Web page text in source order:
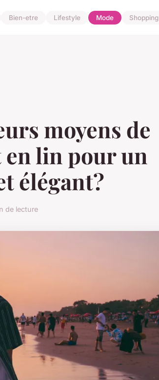
Bien-etre Lifestyle Mode Shopping
moyens de
en lin pour un
élégant?
de lecture